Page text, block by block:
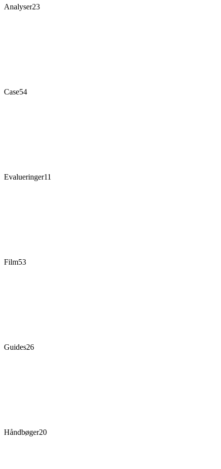
Analyser23
Case54
Evalueringer11
Film53
Guides26
Håndbøger20